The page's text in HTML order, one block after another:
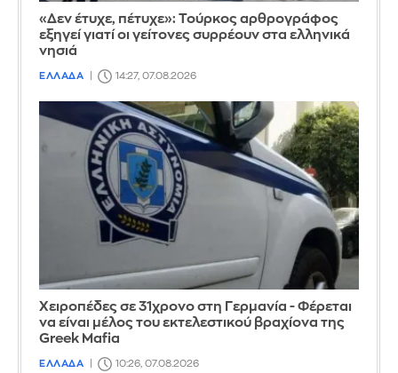
«Δεν έτυχε, πέτυχε»: Τούρκος αρθρογράφος
εξηγεί γιατί οι γείτονες συρρέουν στα ελληνικά
νησιά
ΕΛΛΑΔΑ 14:27, 07.08.2026
Χειροπέδες σε 31χρονο στη Γερμανία - Φέρεται
να είναι μέλος του εκτελεστικού βραχίονα της
Greek Mafia
ΕΛΛΑΔΑ 10:26, 07.08.2026